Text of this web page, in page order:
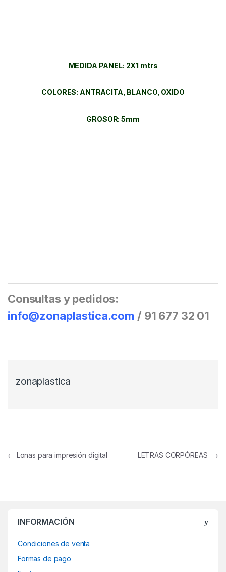
MEDIDA PANEL: 2X1 mtrs
COLORES: ANTRACITA, BLANCO, OXIDO
GROSOR: 5mm
Consultas y pedidos:
info@zonaplastica.com / 91 677 32 01
zonaplastica
Navegación de entradas
← Lonas para impresión digital LETRAS CORPÓREAS →
INFORMACIÓN
Condiciones de venta
Formas de pago